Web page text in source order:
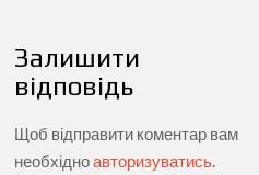
Залишити
відповідь
Щоб відправити коментар вам
необхідноавторизуватись.